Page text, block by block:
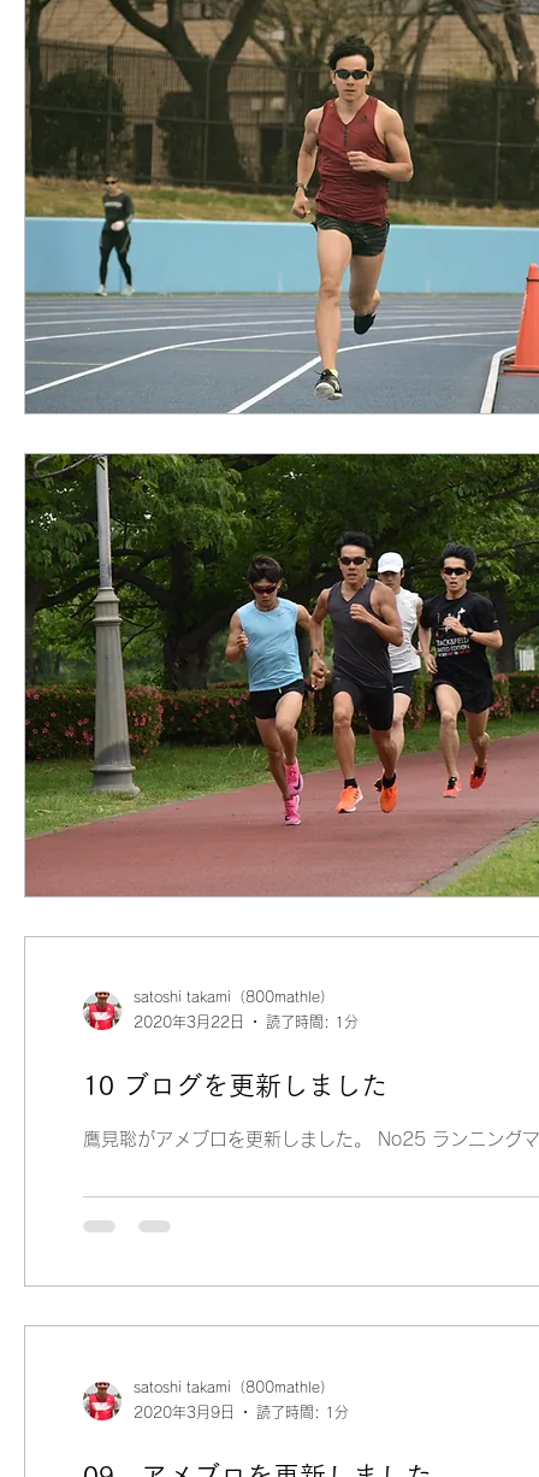
satoshi takami（800mathle）
2020年3月22日
読了時間: 1分
10 ブログを更新しました
鷹見聡がアメブロを更新しました。 No25 ランニング
satoshi takami（800mathle）
2020年3月9日
読了時間: 1分